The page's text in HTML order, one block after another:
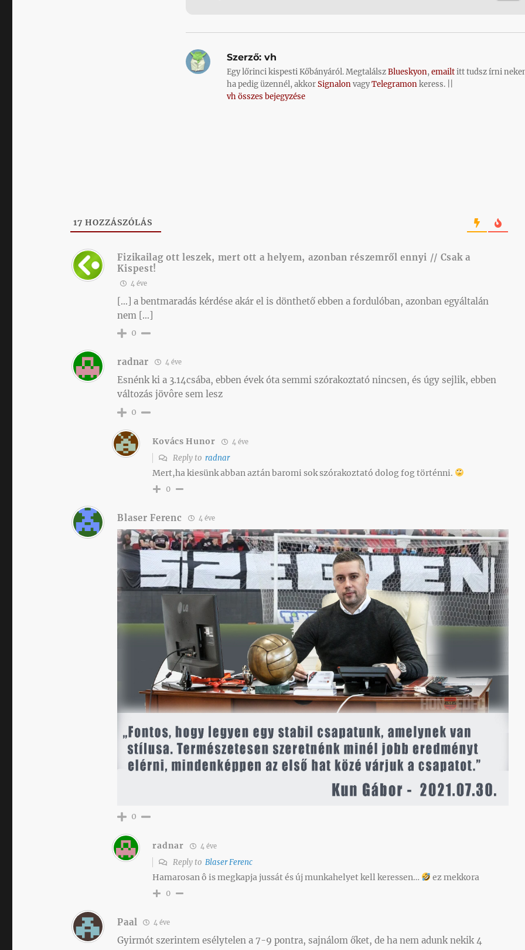
Szerző:vh
Egy lőrinci kispesti Kőbányáról. MegtalálszBlueskyon,emailtitt tudsz írni
ha pedig üzennél, akkorSignalonvagyTelegramonkeress. ||
vh összes bejegyzése
17 HOZZÁSZÓLÁS
Fizikailag ott leszek, mert ott a helyem, azonban részemről ennyi // Csak a
Kispest!
4 éve
[…] a bentmaradás kérdése akár el is dönthető ebben a fordulóban, azonban egyáltalán
nem […]
0
radnar 4 éve
Esnénk ki a 3.14csába, ebben évek óta semmi szórakoztató nincsen, és úgy sejlik, ebben
változás jövôre sem lesz
0
Kovács Hunor 4 éve
Reply toradnar
Mert,ha kiesünk abban aztán baromi sok szórakoztató dolog fog történni.
0
Blaser Ferenc 4 éve
0
radnar 4 éve
Reply toBlaser Ferenc
Hamarosan ô is megkapja jussát és új munkahelyet kell keressen… ez mekkora
0
Paal 4 éve
Gyirmót szerintem esélytelen a 7-9 pontra, sajnálom őket, de ha nem adunk nekik 4